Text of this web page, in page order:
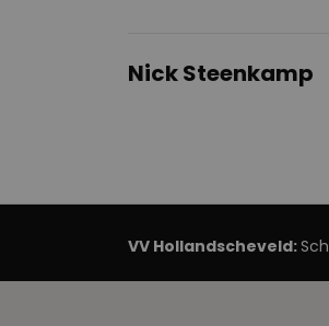
Nick Steenkamp
VV Hollandscheveld: